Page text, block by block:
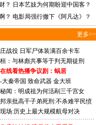
？ 日本艺妓为何期盼迎中国客？
？ 电影局强行撤下《阿凡达》？
更多>>
战役 日军尸体装满百余卡车
：与林彪共事等于判无期徒刑
线看热播争议剧： 蜗居
大秦帝国 致命武器 金大班
闻：明成祖为何活剐三千宫女
亲批高干子弟死刑:不杀难平民愤
场:历史上最大规模航母对决